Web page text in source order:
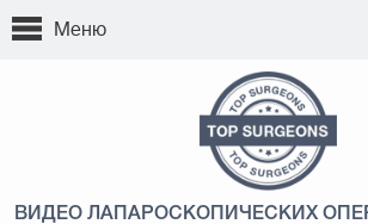
Меню
ВИДЕО ЛАПАРОСКОПИЧЕСКИХ